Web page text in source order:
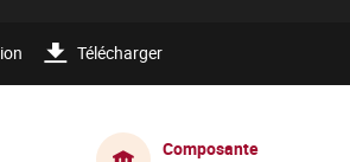
Télécharger
Composante